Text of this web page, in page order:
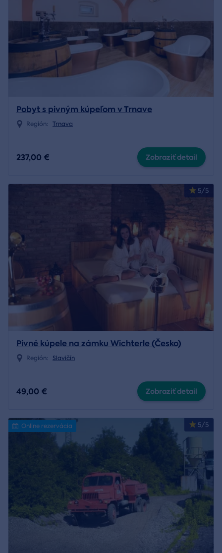
Pobyt s pivným kúpeľom v Trnave
Región: Trnava
237,00 € Zobraziť detail
5/5
Pivné kúpele na zámku Wichterle (Česko)
Región: Slavičín
49,00 € Zobraziť detail
5/5
Online rezervácia